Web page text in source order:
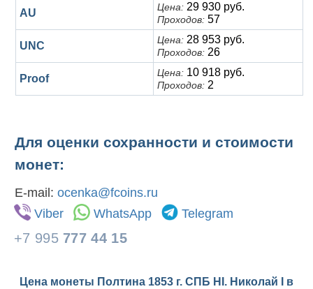
AU Цена: 29 930 руб.
Проходов: 57
UNC Цена: 28 953 руб.
Проходов: 26
Proof Цена: 10 918 руб.
Проходов: 2
Для оценки сохранности и стоимости
монет:
E-mail: ocenka@fcoins.ru
Viber
WhatsApp Telegram
+7 995 777 44 15
Цена монеты Полтина 1853 г. СПБ HI. Николай I в